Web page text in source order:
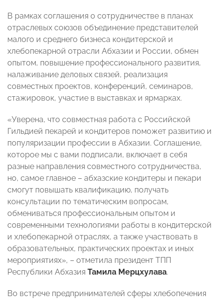
В рамках соглашения о сотрудничестве в планах
отраслевых союзов объединение представителей
малого и среднего бизнеса кондитерской и
хлебопекарной отрасли Абхазии и России, обмен
опытом, повышение профессионального развития,
налаживание деловых связей, реализация
совместных проектов, конференций, семинаров,
стажировок, участие в выставках и ярмарках.
«Уверена, что совместная работа с Российской
Гильдией пекарей и кондитеров поможет развитию и
популяризации профессии в Абхазии. Соглашение,
которое мы с вами подписали, включает в себя
разные направления совместного сотрудничества,
но, самое главное – абхазские кондитеры и пекари
смогут повышать квалификацию, получать
консультации по тематическим вопросам,
обмениваться профессиональным опытом и
современными технологиями работы в кондитерской
и хлебопекарной отраслях, а также участвовать в
образовательных, практических проектах и иных
мероприятиях», – отметила президент ТПП
Республики Абхазия Тамила Мерцхулава.
Во встрече предпринимателей сферы хлебопечения